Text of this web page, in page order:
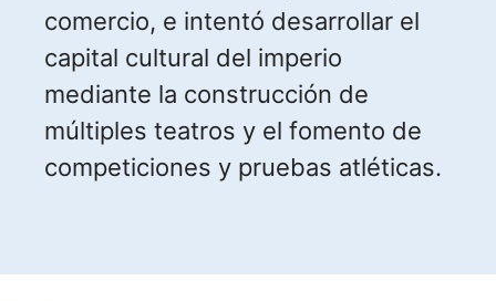
comercio, e intentó desarrollar el
capital cultural del imperio
mediante la construcción de
múltiples teatros y el fomento de
competiciones y pruebas atléticas.